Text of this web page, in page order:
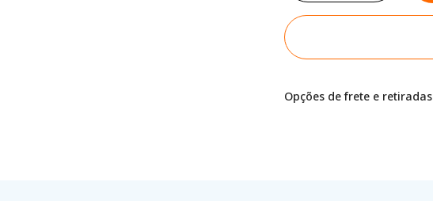
Opções de frete e retiradas